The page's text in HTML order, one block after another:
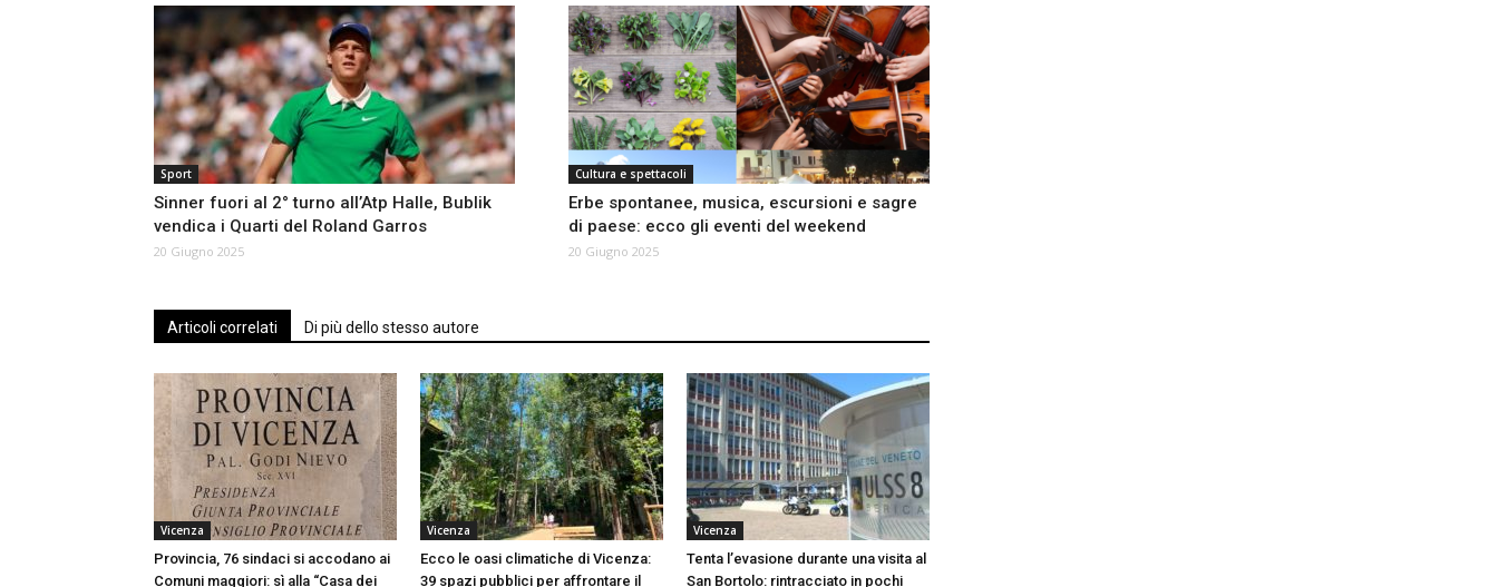
Sport
Sinner fuori al 2° turno all’Atp Halle, Bublik
vendica i Quarti del Roland Garros
20 Giugno 2025
Cultura e spettacoli
Erbe spontanee, musica, escursioni e sagre
di paese: ecco gli eventi del weekend
20 Giugno 2025
Articoli correlati Di più dello stesso autore
Vicenza
Provincia, 76 sindaci si accodano ai
Comuni maggiori: sì alla “Casa dei
Vicenza
Ecco le oasi climatiche di Vicenza:
39 spazi pubblici per affrontare il
Vicenza
Tenta l’evasione durante una visita al
San Bortolo: rintracciato in pochi